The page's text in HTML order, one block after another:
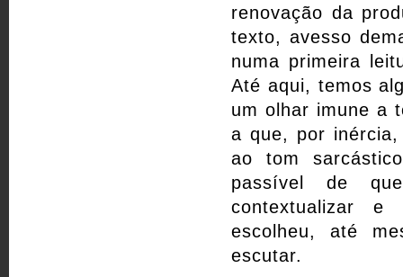
renovação da
texto, avesso
numa primeira
Até aqui, temos
um olhar imune a
a que, por
ao tom
passível de
contextualizar
escolheu, até
escutar.